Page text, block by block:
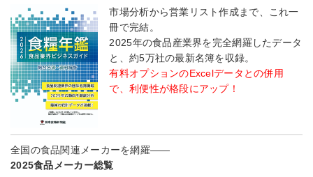
市場分析から営業リスト作成まで、これ一
冊で完結。
2025年の食品産業界を完全網羅したデータ
と、約5万社の最新名簿を収録。
有料オプションのExcelデータとの併用
で、利便性が格段にアップ！
全国の食品関連メーカーを網羅――
2025食品メーカー総覧